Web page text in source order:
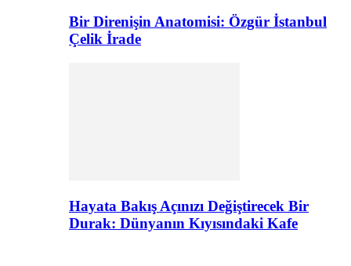
Bir Direnişin Anatomisi: Özgür İstanbul
Çelik İrade
Hayata Bakış Açınızı Değiştirecek Bir
Durak: Dünyanın Kıyısındaki Kafe